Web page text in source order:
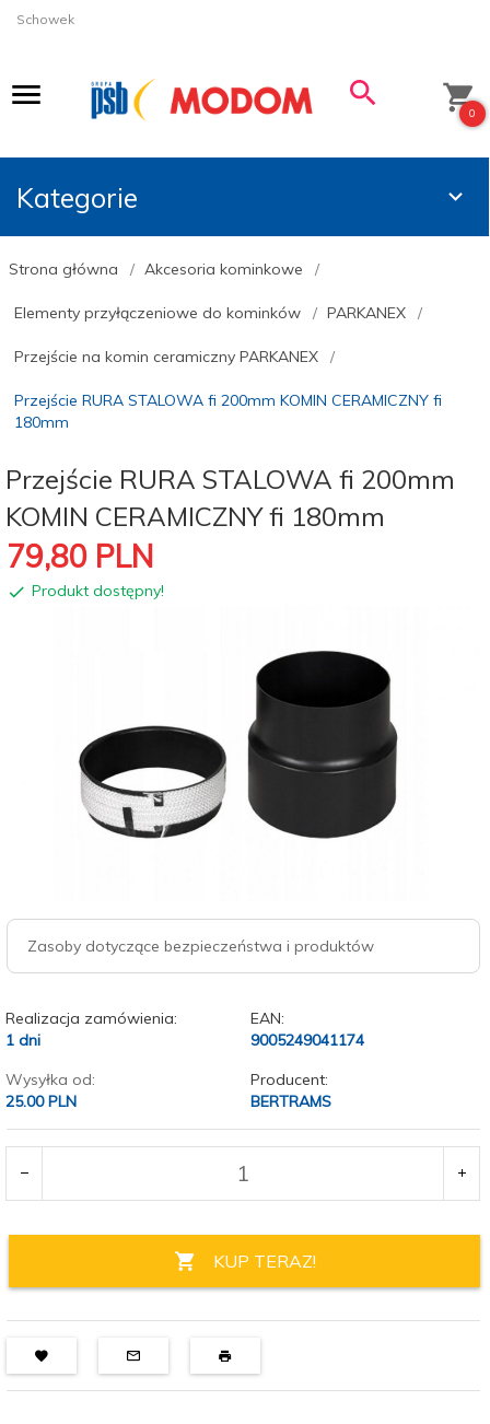
Schowek
0
Kategorie
Strona główna Akcesoria kominkowe
Elementy przyłączeniowe do kominków PARKANEX
Przejście na komin ceramiczny PARKANEX
Przejście RURA STALOWA fi 200mm KOMIN CERAMICZNY fi
180mm
Przejście RURA STALOWA fi 200mm
KOMIN CERAMICZNY fi 180mm
79,80 PLN
Produkt dostępny!
Zasoby dotyczące bezpieczeństwa i produktów
Realizacja zamówienia:
1 dni
EAN:
9005249041174
Wysyłka od:
25.00 PLN
Producent:
BERTRAMS
KUP TERAZ!